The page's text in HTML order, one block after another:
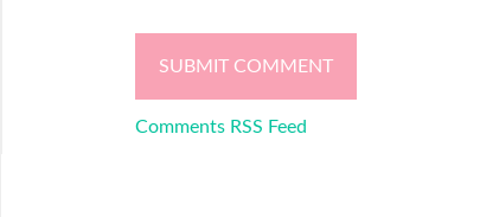
Comments RSS Feed